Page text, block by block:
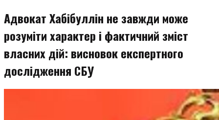
Адвокат Хабібуллін не завжди може
розуміти характер і фактичний зміст
власних дій: висновок експертного
дослідження СБУ